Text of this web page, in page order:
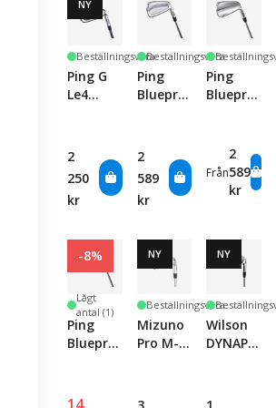
NY
Beställningsvara
Ping G
Le4
Single
Club
2
250
kr
Beställningsvara
Ping
Blueprint
Club
2
589
kr
Ping
Blueprint
Club
Från
2
589
kr
-8%
Lågt
antal (1)
Ping
Blueprint
NY
Beställningsvara
Mizuno
Pro M-
Club
NY
Wilson
DYNAPWR
Club